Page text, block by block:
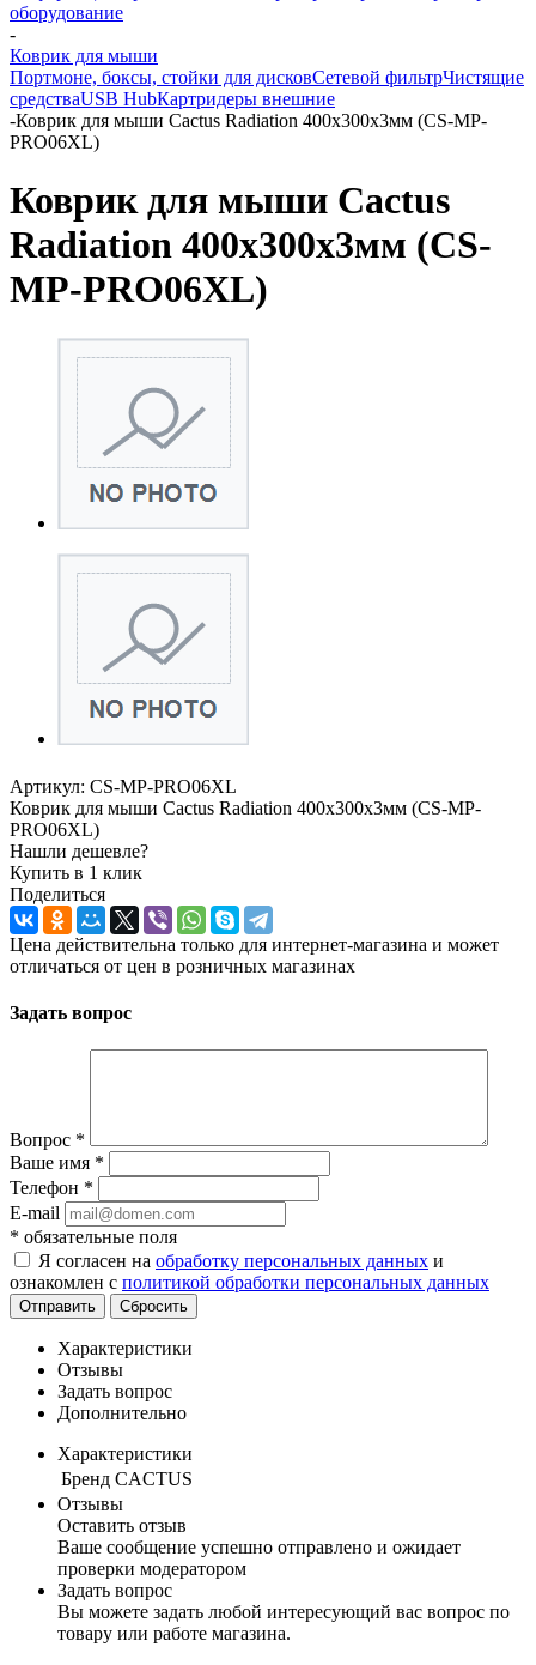
оборудование
-
Коврик для мыши
Портмоне, боксы, стойки для дисковСетевой фильтрЧистящие
средстваUSB HubКартридеры внешние
-Коврик для мыши Cactus Radiation 400x300x3мм (CS-MP-
PRO06XL)
Коврик для мыши Cactus
Radiation 400x300x3мм (CS-
MP-PRO06XL)
Артикул: CS-MP-PRO06XL
Коврик для мыши Cactus Radiation 400x300x3мм (CS-MP-
PRO06XL)
Нашли дешевле?
Купить в 1 клик
Поделиться
Цена действительна только для интернет-магазина и может
отличаться от цен в розничных магазинах
Задать вопрос
Вопрос *
Ваше имя *
Телефон *
E-mail
* обязательные поля
Я согласен на обработку персональных данных и
ознакомлен с политикой обработки персональных данных
Отправить Сбросить
Характеристики
Отзывы
Задать вопрос
Дополнительно
Характеристики
Бренд CACTUS
Отзывы
Оставить отзыв
Ваше сообщение успешно отправлено и ожидает
проверки модератором
Задать вопрос
Вы можете задать любой интересующий вас вопрос по
товару или работе магазина.